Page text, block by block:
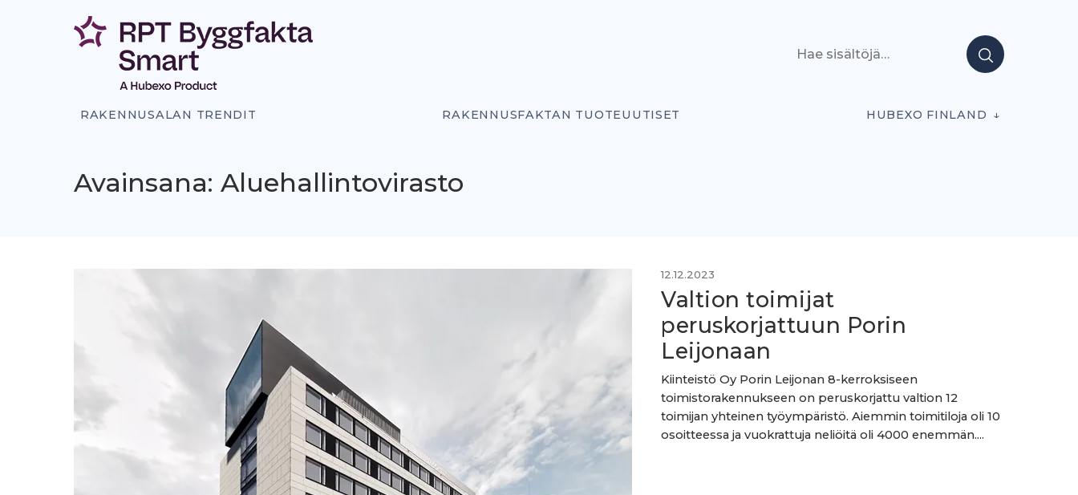
RAKENNUSALAN TRENDIT RAKENNUSFAKTAN TUOTEUUTISET HUBEXO FINLAND
Avainsana: Aluehallintovirasto
12.12.2023
Valtion toimijat
peruskorjattuun Porin
Leijonaan
Kiinteistö Oy Porin Leijonan 8-kerroksiseen
toimistorakennukseen on peruskorjattu valtion 12
toimijan yhteinen työympäristö. Aiemmin toimitiloja oli 10
osoitteessa ja vuokrattuja neliöitä oli 4000 enemmän....